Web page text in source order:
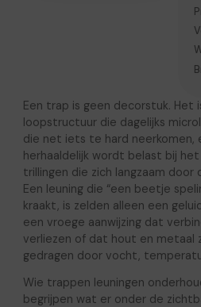
Een trap is geen decorstuk. Het
loopstructuur die dagelijks
die net iets te hard neerkomen,
herhaaldelijk wordt belast bij
trillingen die zich langzaam door
Een leuning die “een beetje
kraakt, is zelden alleen een
een vroege aanwijzing dat
verliezen of dat hout en metaal
gedragen door vocht,
Wie trappen leuningen
begrijpen wat er onder de